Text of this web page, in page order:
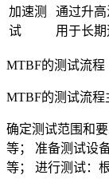
加速测
试
通过升
用于长
MTBF的测试流程
MTBF的测试流程
确定测试范围和
等； 准备测试设
等； 进行测试：